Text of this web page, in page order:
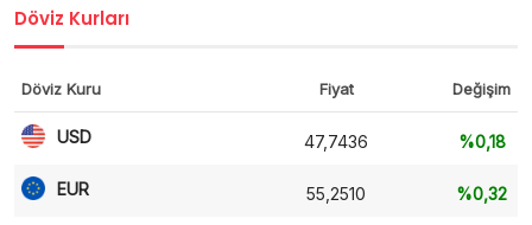
Döviz Kurları
Döviz Kuru Fiyat Değişim
USD 47,7436 %0,18
EUR 55,2510 %0,32